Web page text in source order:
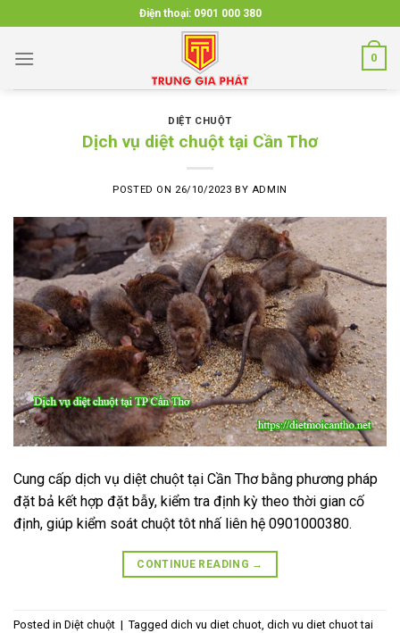
to
content
Điện thoại: 0901 000 380
0
DIỆT CHUỘT
Dịch vụ diệt chuột tại Cần Thơ
POSTED ON 26/10/2023 BY ADMIN
Cung cấp dịch vụ diệt chuột tại Cần Thơ bằng phương pháp
đặt bả kết hợp đặt bẫy, kiểm tra định kỳ theo thời gian cố
định, giúp kiểm soát chuột tôt nhấ liên hệ 0901000380.
CONTINUE READING →
Posted in Diệt chuột | Tagged dich vu diet chuot, dich vu diet chuot tai